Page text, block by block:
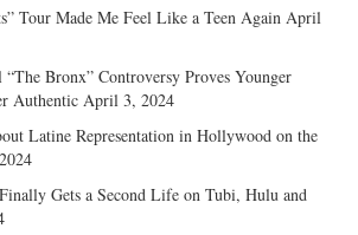
Tour Made Me Feel Like a Teen Again April
Bronx” Controversy Proves Younger
Authentic April 3, 2024
Latine Representation in Hollywood on the
Gets a Second Life on Tubi, Hulu and